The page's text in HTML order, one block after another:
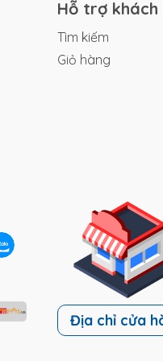
Hỗ trợ khách
Tìm kiếm
Giỏ hàng
Địa chỉ cửa